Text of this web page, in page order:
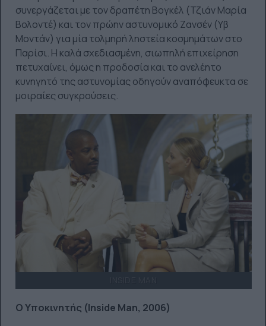
συνεργάζεται με τον δραπέτη Βογκέλ (Τζιάν Μαρία
Βολοντέ) και τον πρώην αστυνομικό Ζανσέν (Υβ
Μοντάν) για μία τολμηρή ληστεία κοσμημάτων στο
Παρίσι. Η καλά σχεδιασμένη, σιωπηλή επιχείρηση
πετυχαίνει, όμως η προδοσία και το ανελέητο
κυνηγητό της αστυνομίας οδηγούν αναπόφευκτα σε
μοιραίες συγκρούσεις.
Ο Υποκινητής (Inside Man, 2006)